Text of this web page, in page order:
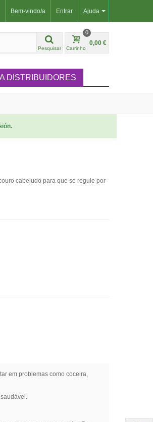
Ajuda
Bem-vindo/a Entrar
Pesquisar Carrinho
0
0,00 €
DISTRIBUIDORES
cabeludo para que se regule por
em problemas como coceira,